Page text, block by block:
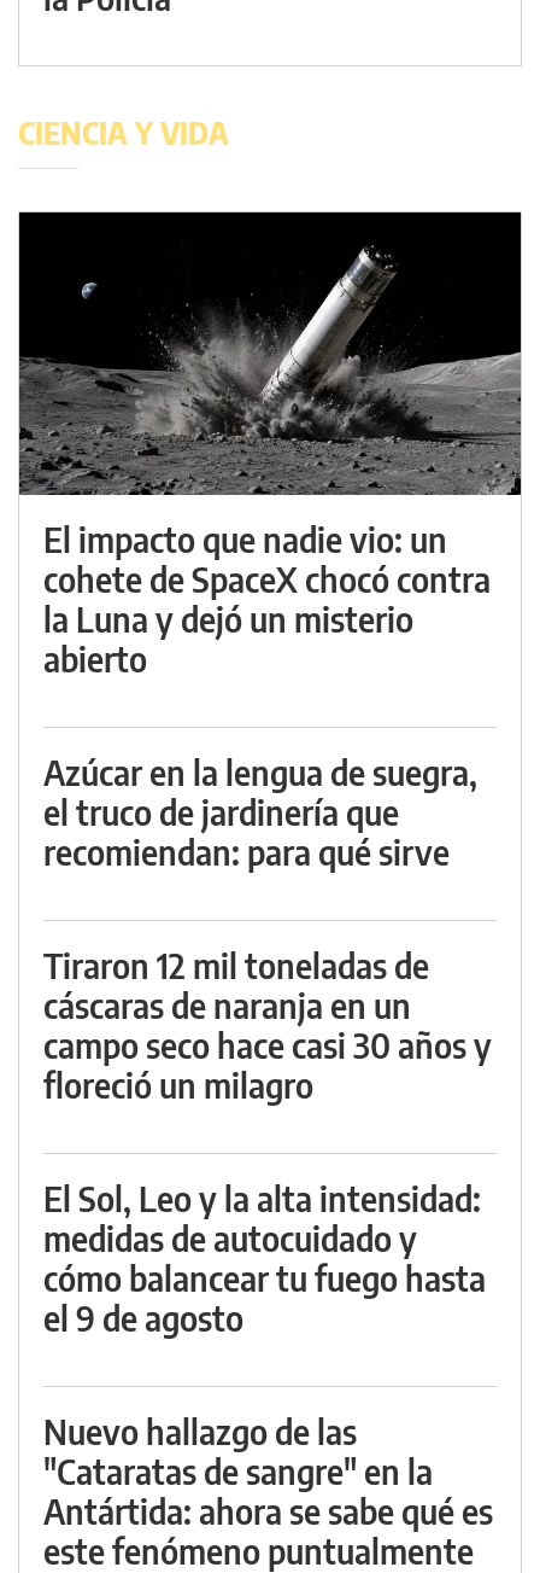
CIENCIA Y VIDA
El impacto que nadie vio: un
cohete de SpaceX chocó contra
la Luna y dejó un misterio
abierto
Azúcar en la lengua de suegra,
el truco de jardinería que
recomiendan: para qué sirve
Tiraron 12 mil toneladas de
cáscaras de naranja en un
campo seco hace casi 30 años y
floreció un milagro
El Sol, Leo y la alta intensidad:
medidas de autocuidado y
cómo balancear tu fuego hasta
el 9 de agosto
Nuevo hallazgo de las
"Cataratas de sangre" en la
Antártida: ahora se sabe qué es
este fenómeno puntualmente